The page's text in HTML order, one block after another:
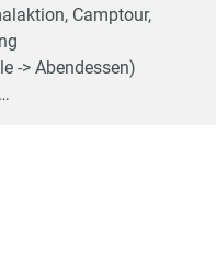
Camptour,
-> Abendessen)